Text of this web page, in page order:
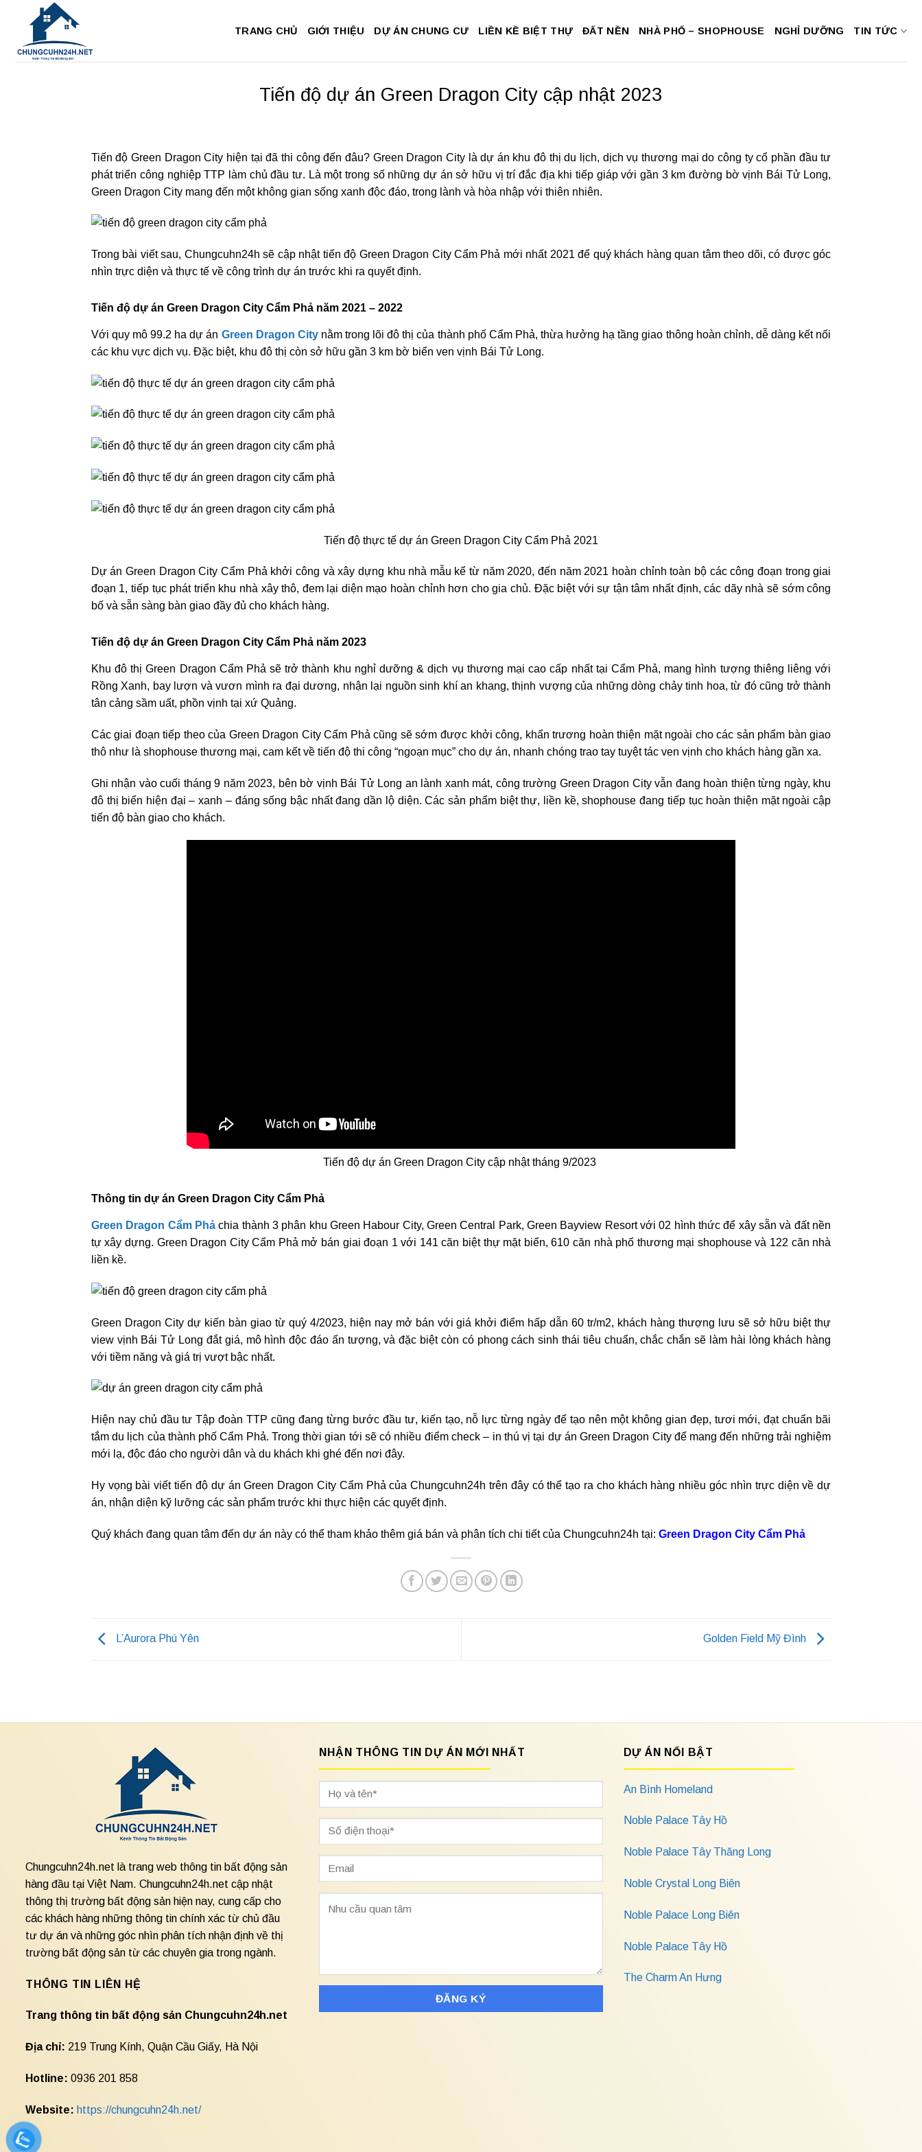
dung
TRANG CHỦ GIỚI THIỆU DỰ ÁN CHUNG CƯ LIỀN KỀ BIỆT THỰ ĐẤT NỀN NHÀ PHỐ – SHOPHOUSE NGHỈ DƯỠNG TIN TỨC
Tiến độ dự án Green Dragon City cập nhật 2023
Tiến độ Green Dragon City hiện tại đã thi công đến đâu? Green Dragon City là dự án khu đô thị du lịch, dịch vụ thương mại do công ty cổ phần đầu tư
phát triển công nghiệp TTP làm chủ đầu tư. Là một trong số những dự án sở hữu vị trí đắc địa khi tiếp giáp với gần 3 km đường bờ vịnh Bái Tử Long,
Green Dragon City mang đến một không gian sống xanh độc đáo, trong lành và hòa nhập với thiên nhiên.
Trong bài viết sau, Chungcuhn24h sẽ cập nhật tiến độ Green Dragon City Cẩm Phả mới nhất 2021 để quý khách hàng quan tâm theo dõi, có được góc
nhìn trực diện và thực tế về công trình dự án trước khi ra quyết định.
Tiến độ dự án Green Dragon City Cẩm Phả năm 2021 – 2022
Với quy mô 99.2 ha dự án Green Dragon Citynằm trong lõi đô thị của thành phố Cẩm Phả, thừa hưởng hạ tầng giao thông hoàn chỉnh, dễ dàng kết nối
các khu vực dịch vụ. Đặc biệt, khu đô thị còn sở hữu gần 3 km bờ biển ven vịnh Bái Tử Long.
Tiến độ thực tế dự án Green Dragon City Cẩm Phả 2021
Dự án Green Dragon City Cẩm Phả khởi công và xây dựng khu nhà mẫu kể từ năm 2020, đến năm 2021 hoàn chỉnh toàn bộ các công đoạn trong giai
đoạn 1, tiếp tục phát triển khu nhà xây thô, đem lại diện mạo hoàn chỉnh hơn cho gia chủ. Đặc biệt với sự tận tâm nhất định, các dãy nhà sẽ sớm công
bố và sẵn sàng bàn giao đầy đủ cho khách hàng.
Tiến độ dự án Green Dragon City Cẩm Phả năm 2023
Khu đô thị Green Dragon Cẩm Phả sẽ trở thành khu nghỉ dưỡng & dịch vụ thương mại cao cấp nhất tại Cẩm Phả, mang hình tượng thiêng liêng với
Rồng Xanh, bay lượn và vươn mình ra đại dương, nhận lại nguồn sinh khí an khang, thịnh vượng của những dòng chảy tinh hoa, từ đó cũng trở thành
tân cảng sầm uất, phồn vịnh tại xứ Quảng.
Các giai đoạn tiếp theo của Green Dragon City Cẩm Phả cũng sẽ sớm được khởi công, khẩn trương hoàn thiện mặt ngoài cho các sản phẩm bàn giao
thô như là shophouse thương mại, cam kết về tiến độ thi công “ngoạn mục” cho dự án, nhanh chóng trao tay tuyệt tác ven vịnh cho khách hàng gần xa.
Ghi nhận vào cuối tháng 9 năm 2023, bên bờ vịnh Bái Tử Long an lành xanh mát, công trường Green Dragon City vẫn đang hoàn thiện từng ngày, khu
đô thị biển hiện đại – xanh – đáng sống bậc nhất đang dần lộ diện. Các sản phẩm biệt thự, liền kề, shophouse đang tiếp tục hoàn thiện mặt ngoài cập
tiến độ bàn giao cho khách.
Tiến độ dự án Green Dragon City cập nhật tháng 9/2023
Thông tin dự án Green Dragon City Cẩm Phả
Green Dragon Cẩm Phảchia thành 3 phân khu Green Habour City, Green Central Park, Green Bayview Resort với 02 hình thức để xây sẵn và đất nền
tự xây dựng. Green Dragon City Cẩm Phả mở bán giai đoạn 1 với 141 căn biệt thự mặt biển, 610 căn nhà phố thương mại shophouse và 122 căn nhà
liền kề.
Green Dragon City dự kiến bàn giao từ quý 4/2023, hiện nay mở bán với giá khởi điểm hấp dẫn 60 tr/m2, khách hàng thượng lưu sẽ sở hữu biệt thự
view vịnh Bái Tử Long đắt giá, mô hình độc đáo ấn tượng, và đặc biệt còn có phong cách sinh thái tiêu chuẩn, chắc chắn sẽ làm hài lòng khách hàng
với tiềm năng và giá trị vượt bậc nhất.
Hiện nay chủ đầu tư Tập đoàn TTP cũng đang từng bước đầu tư, kiến tạo, nỗ lực từng ngày để tạo nên một không gian đẹp, tươi mới, đạt chuẩn bãi
tắm du lịch của thành phố Cẩm Phả. Trong thời gian tới sẽ có nhiều điểm check – in thú vị tại dự án Green Dragon City để mang đến những trải nghiệm
mới lạ, độc đáo cho người dân và du khách khi ghé đến nơi đây.
Hy vọng bài viết tiến độ dự án Green Dragon City Cẩm Phả của Chungcuhn24h trên đây có thể tạo ra cho khách hàng nhiều góc nhìn trực diện về dự
án, nhận diện kỹ lưỡng các sản phẩm trước khi thực hiện các quyết định.
Quý khách đang quan tâm đến dự án này có thể tham khảo thêm giá bán và phân tích chi tiết của Chungcuhn24h tại: Green Dragon City Cẩm Phả
L’Aurora Phú Yên Golden Field Mỹ Đình
Chungcuhn24h.net là trang web thông tin bất động sản
hàng đầu tại Việt Nam. Chungcuhn24h.net cập nhật
thông thị trường bất động sản hiện nay, cung cấp cho
các khách hàng những thông tin chính xác từ chủ đầu
tư dự án và những góc nhìn phân tích nhận định về thị
trường bất động sản từ các chuyên gia trong ngành.
THÔNG TIN LIÊN HỆ
Trang thông tin bất động sản Chungcuhn24h.net
Địa chỉ: 219 Trung Kính, Quận Cầu Giấy, Hà Nội
Hotline: 0936 201 858
Website: https://chungcuhn24h.net/
NHẬN THÔNG TIN DỰ ÁN MỚI NHẤT DỰ ÁN NỔI BẬT
An Bình Homeland
Noble Palace Tây Hồ
Noble Palace Tây Thăng Long
Noble Crystal Long Biên
Noble Palace Long Biên
Noble Palace Tây Hồ
The Charm An Hưng